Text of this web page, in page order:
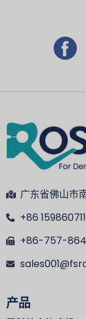
广东省佛山市
+86
+86-757-
产品